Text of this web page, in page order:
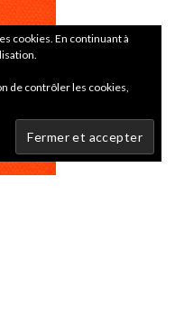
cookies. En continuant à
de contrôler les cookies,